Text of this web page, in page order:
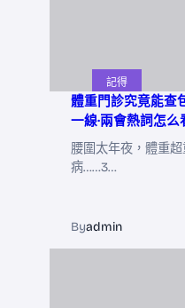
記得
體重門診究竟能查
一線·兩會熱詞怎么
腰圍太年夜，體重
病……3…
Byadmin